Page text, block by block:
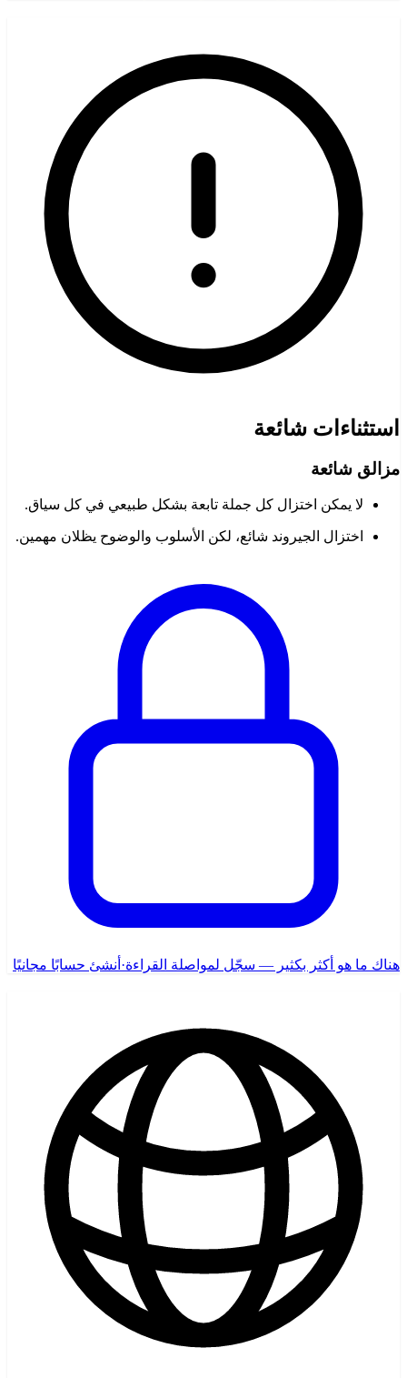
استثناءات شائعة
مزالق شائعة
لا يمكن اختزال كل جملة تابعة بشكل طبيعي في كل سياق.
اختزال الجيروند شائع، لكن الأسلوب والوضوح يظلان مهمين.
هناك ما هو أكثر بكثير — سجّل لمواصلة القراءة· أنشئ حسابًا مجانيًا